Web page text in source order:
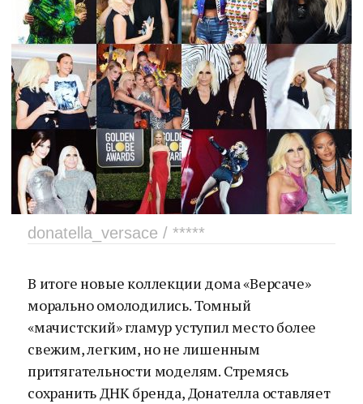
donatella_versace / *****
В итоге новые коллекции дома «Версаче»
морально омолодились. Томный
«мачистский» гламур уступил место более
свежим, легким, но не лишенным
притягательности моделям. Стремясь
сохранить ДНК бренда, Донателла оставляет